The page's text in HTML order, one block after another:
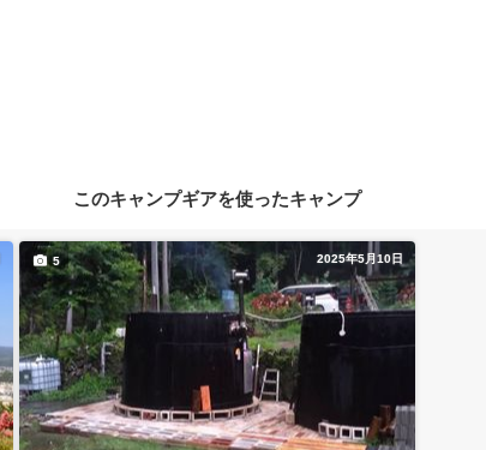
このキャンプギアを使ったキャンプ
2025年5月10日
5